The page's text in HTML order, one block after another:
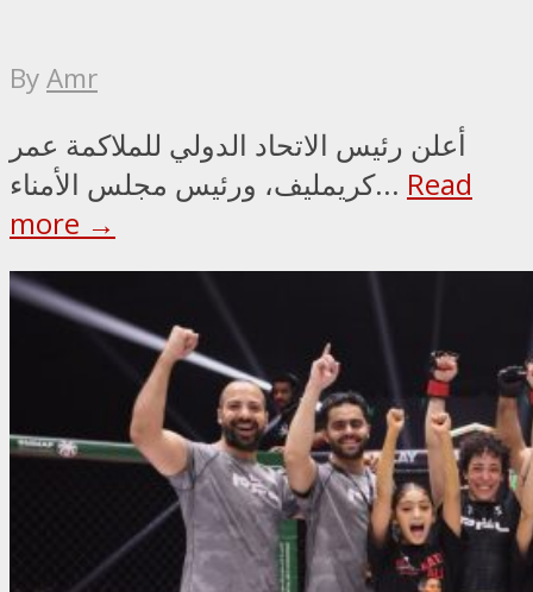
ByAmr
أعلن رئيس الاتحاد الدولي للملاكمة عمر
كريمليف، ورئيس مجلس الأمناء... Read
more →